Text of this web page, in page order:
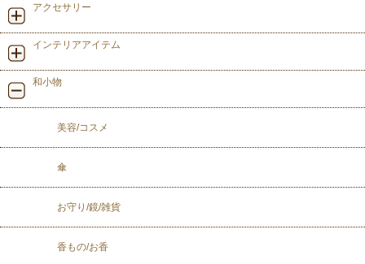
アクセサリー
インテリアアイテム
和小物
美容/コスメ
傘
お守り/鏡/雑貨
香もの/お香